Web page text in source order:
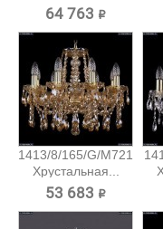
подвесная...
64 763 ₽
1413/8/165/G/M721
Хрустальная...
53 683 ₽